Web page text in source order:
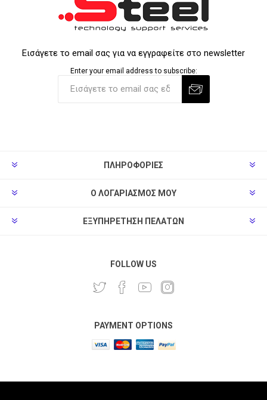
Εισάγετε το email σας για να εγγραφείτε στο newsletter
Enter your email address to subscribe:
ΠΛΗΡΟΦΟΡΊΕΣ
Ο ΛΟΓΑΡΙΑΣΜΌΣ ΜΟΥ
ΕΞΥΠΗΡΈΤΗΣΗ ΠΕΛΑΤΏΝ
FOLLOW US
PAYMENT OPTIONS